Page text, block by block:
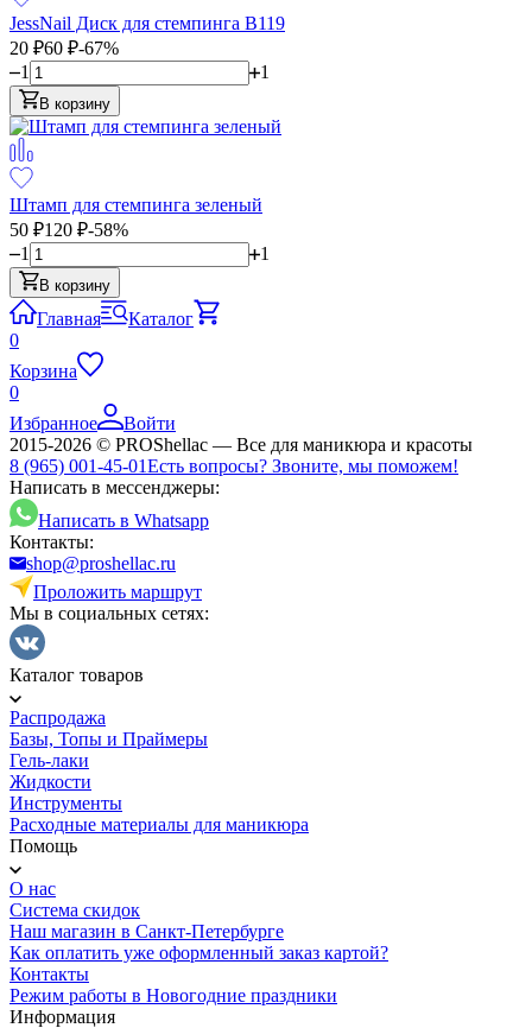
JessNail Диск для стемпинга B119
20 ₽60 ₽-67%
1
1
В корзину
Штамп для стемпинга зеленый
50 ₽120 ₽-58%
1
1
В корзину
Главная
Каталог
0
Корзина
0
Избранное
Войти
2015-2026 © PROShellac — Все для маникюра и красоты
8 (965) 001-45-01Есть вопросы? Звоните, мы поможем!
Написать в мессенджеры:
Написать в Whatsapp
Контакты:
shop@proshellac.ru
Проложить маршрут
Мы в социальных сетях:
Каталог товаров
Распродажа
Базы, Топы и Праймеры
Гель-лаки
Жидкости
Инструменты
Расходные материалы для маникюра
Помощь
О нас
Система скидок
Наш магазин в Санкт-Петербурге
Как оплатить уже оформленный заказ картой?
Контакты
Режим работы в Новогодние праздники
Информация